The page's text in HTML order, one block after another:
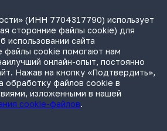
усиление контроля за сделкам
доступа к банкам через иностранные
(ИНН 7704317790) использует
сторонние файлы cookie) для
использовании сайта
файлы cookie помогают нам
онлайн-опыт, постоянно
Нажав на кнопку «Подтвердить»,
обработку файлов cookie в
изложенными в нашей
cookie-файлов.